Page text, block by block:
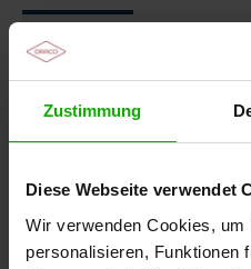
Zustimmung
Diese Webseite verwendet
Wir verwenden Cookies, um
personalisieren, Funktionen
Die Moderatorin
Jacqueline Gräbert